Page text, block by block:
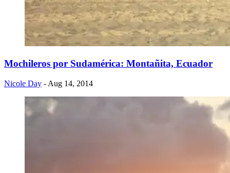
Mochileros por Sudamérica: Montañita, Ecuador
Nicole Day - Aug 14, 2014